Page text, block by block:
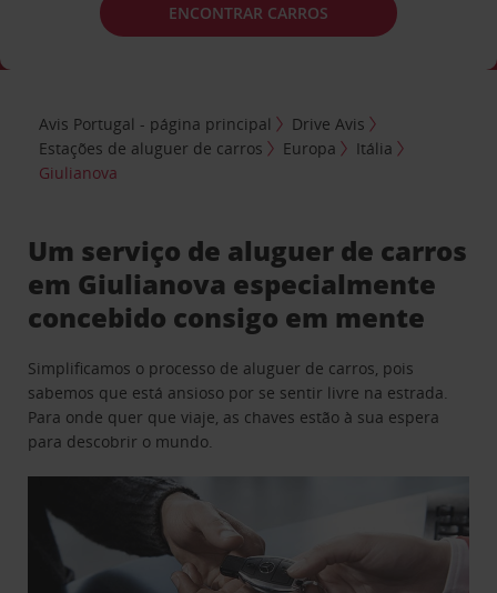
ENCONTRAR CARROS
Avis Portugal - página principal
Drive Avis
Estações de aluguer de carros
Europa
Itália
Giulianova
Um serviço de aluguer de carros
em Giulianova especialmente
concebido consigo em mente
Simplificamos o processo de aluguer de carros, pois
sabemos que está ansioso por se sentir livre na estrada.
Para onde quer que viaje, as chaves estão à sua espera
para descobrir o mundo.